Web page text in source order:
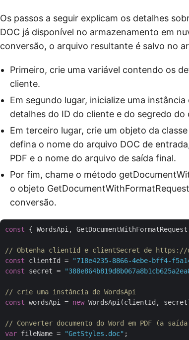
Os passos a seguir explicam os detalhes
DOC já disponível no armazenamento em
conversão, o arquivo resultante é salvo no
Primeiro, crie uma variável contendo os
cliente.
Em segundo lugar, inicialize uma
detalhes do ID do cliente e do segredo
Em terceiro lugar, crie um objeto da
defina o nome do arquivo DOC de
PDF e o nome do arquivo de saída final.
Por fim, chame o método
o objeto
conversão.
const { WordsApi,
// Obtenha clientId e clientSecret de https://
const clientId = "718e4235-8866-4ebe-bff4-
const secret =
// crie uma instância de WordsApi
const wordsApi = new WordsApi(clientId,
// Converter documento do Word em PDF (a
var fileName = "GetStyles.doc" ;